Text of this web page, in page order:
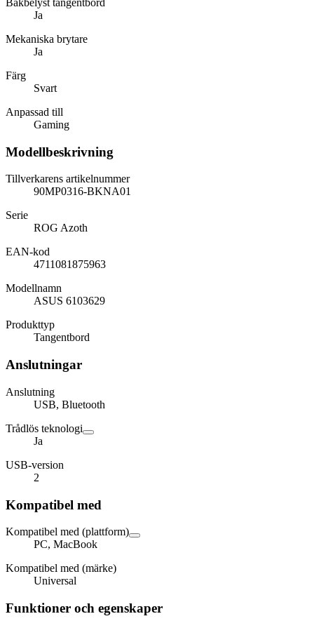
Bakbelyst tangentbord
Ja
Mekaniska brytare
Ja
Färg
Svart
Anpassad till
Gaming
Modellbeskrivning
Tillverkarens artikelnummer
90MP0316-BKNA01
Serie
ROG Azoth
EAN-kod
4711081875963
Modellnamn
ASUS 6103629
Produkttyp
Tangentbord
Anslutningar
Anslutning
USB, Bluetooth
Trådlös teknologi
Ja
USB-version
2
Kompatibel med
Kompatibel med (plattform)
PC, MacBook
Kompatibel med (märke)
Universal
Funktioner och egenskaper